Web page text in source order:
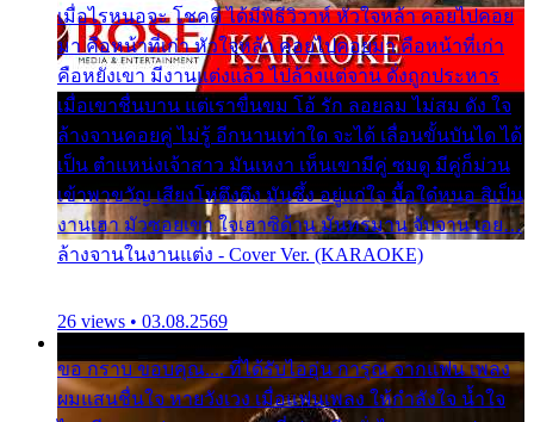
เมื่อไรหนอจะ โชคดี ได้มีพิธีวิวาห์ หัวใจหล้า คอยไปคอย
มา คือหน้าที่เก่า หัวใจหล้า คอยไปคอยมา คือหน้าที่เก่า
คือหยังเขา มีงานแต่งแล้ว ไปล้างแต่จาน ดั่งถูกประหาร
เมื่อเขาชื่นบาน แต่เราขื่นขม โอ้ รัก ลอยลม ไม่สม ดัง ใจ
ล้างจานคอยคู่ ไม่รู้ อีกนานเท่าใด จะได้ เลื่อนขั้นบันได ได้
เป็น ตำแหน่งเจ้าสาว มันเหงา เห็นเขามีคู่ ซมดู มีคู่ก็ม่วน
เข้าพาขวัญ เสียงโห่ตึงตึง มันซึ้ง อยู่แก่ใจ มื้อใด๋หนอ สิเป็น
งานเฮา มัวซอยเขา ใจเฮาซิด้าน มันทรมาน จับจาน เอย…
ล้างจานในงานแต่ง - Cover Ver. (KARAOKE)
26 views • 03.08.2569
ขอ กราบ ขอบคุณ.... ที่ได้รับไออุ่น การุณ จากแฟน เพลง
ผมแสนชื่นใจ หายวังเวง เมื่อแฟนเพลง ให้กำลังใจ น้ำใจ